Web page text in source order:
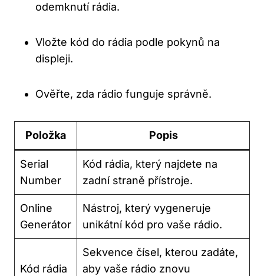
odemknutí rádia.
Vložte kód do rádia podle pokynů na
displeji.
Ověřte, zda rádio funguje správně.
Položka Popis
Serial
Number
Kód rádia, který najdete na
zadní ⁣straně přístroje.
Online
Generátor
Nástroj,​ který vygeneruje
unikátní kód pro vaše rádio.
Kód rádia
Sekvence čísel, kterou zadáte,
aby vaše rádio znovu